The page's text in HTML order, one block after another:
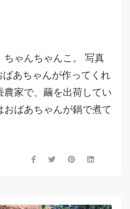
ゃんちゃんこ。 写真
あちゃんが作ってくれ
家で、繭を出荷してい
ばあちゃんが鍋で煮て